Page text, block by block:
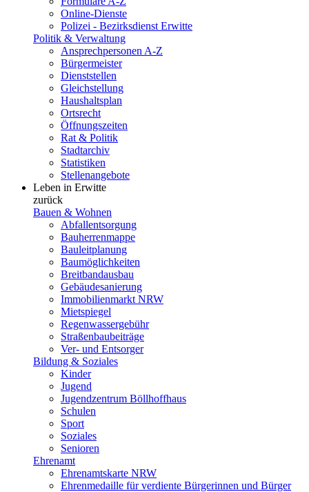
Online-Dienste
Polizei - Bezirksdienst Erwitte
Politik & Verwaltung
Ansprechpersonen A-Z
Bürgermeister
Dienststellen
Gleichstellung
Haushaltsplan
Ortsrecht
Öffnungszeiten
Rat & Politik
Stadtarchiv
Statistiken
Stellenangebote
Leben in Erwitte
zurück
Bauen & Wohnen
Abfallentsorgung
Bauherrenmappe
Bauleitplanung
Baumöglichkeiten
Breitbandausbau
Gebäudesanierung
Immobilienmarkt NRW
Mietspiegel
Regenwassergebühr
Straßenbaubeiträge
Ver- und Entsorger
Bildung & Soziales
Kinder
Jugend
Jugendzentrum Böllhoffhaus
Schulen
Sport
Soziales
Senioren
Ehrenamt
Ehrenamtskarte NRW
Ehrenmedaille für verdiente Bürgerinnen und Bürger